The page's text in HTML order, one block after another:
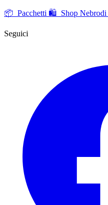
📦 Pacchetti 🛍️ Shop Nebrodi
Seguici